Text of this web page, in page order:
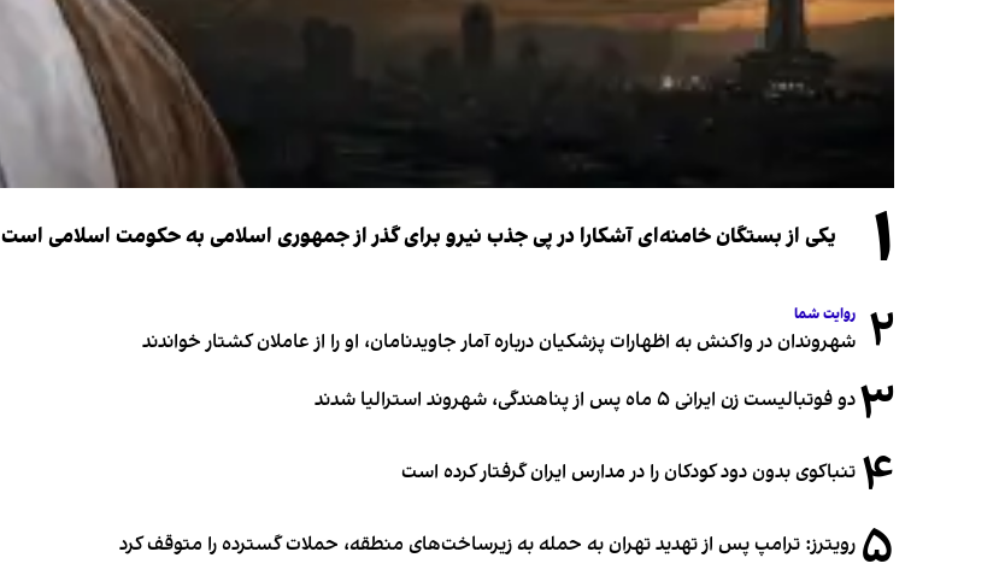
۱ یکی از بستگان خامنه‌ای آشکارا در پی جذب نیرو برای گذر از جمهوری اسلامی به حکومت اسلامی است
۲ روایت شما
شهروندان در واکنش به اظهارات پزشکیان درباره آمار جاویدنامان، او را از عاملان کشتار خواندند
۳دو فوتبالیست زن ایرانی ۵ ماه پس از پناهندگی، شهروند استرالیا شدند
۴ تنباکوی بدون دود کودکان را در مدارس ایران گرفتار کرده است
۵ رویترز: ترامپ پس از تهدید تهران به حمله به زیرساخت‌های منطقه، حملات گسترده را متوقف کرد